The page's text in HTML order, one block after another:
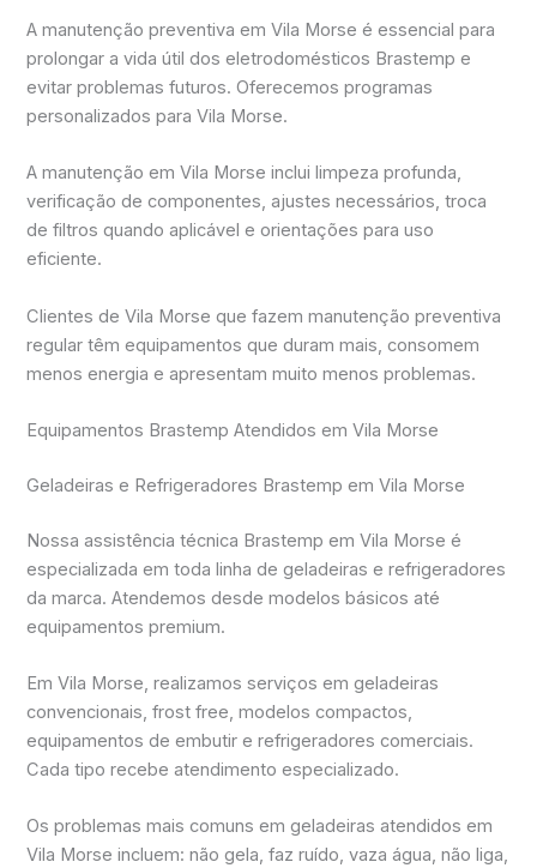
A manutenção preventiva em Vila Morse é essencial para
prolongar a vida útil dos eletrodomésticos Brastemp e
evitar problemas futuros. Oferecemos programas
personalizados para Vila Morse.
A manutenção em Vila Morse inclui limpeza profunda,
verificação de componentes, ajustes necessários, troca
de filtros quando aplicável e orientações para uso
eficiente.
Clientes de Vila Morse que fazem manutenção preventiva
regular têm equipamentos que duram mais, consomem
menos energia e apresentam muito menos problemas.
Equipamentos Brastemp Atendidos em Vila Morse
Geladeiras e Refrigeradores Brastemp em Vila Morse
Nossa assistência técnica Brastemp em Vila Morse é
especializada em toda linha de geladeiras e refrigeradores
da marca. Atendemos desde modelos básicos até
equipamentos premium.
Em Vila Morse, realizamos serviços em geladeiras
convencionais, frost free, modelos compactos,
equipamentos de embutir e refrigeradores comerciais.
Cada tipo recebe atendimento especializado.
Os problemas mais comuns em geladeiras atendidos em
Vila Morse incluem: não gela, faz ruído, vaza água, não liga,